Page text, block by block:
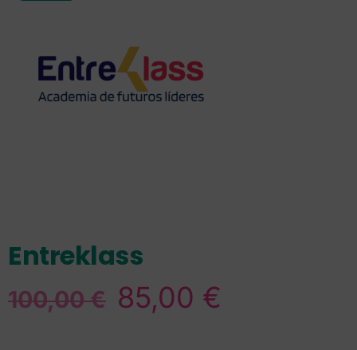
Entreklass
100,00€ 85,00 €